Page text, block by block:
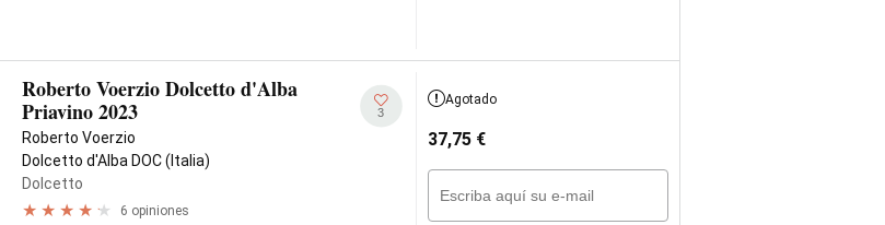
Roberto Voerzio Dolcetto d'Alba
Priavino 2023
Roberto Voerzio
Dolcetto d'Alba DOC (Italia)
Dolcetto
6 opiniones
3
Agotado
37,75 €